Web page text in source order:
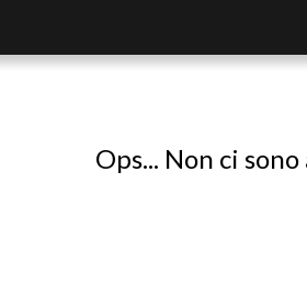
Ops... Non ci